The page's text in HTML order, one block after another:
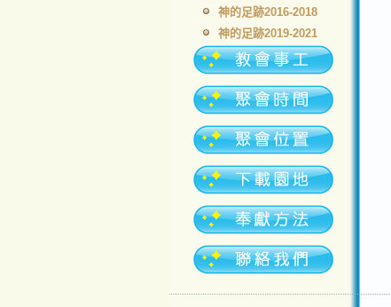
神的足跡2016-2018
神的足跡2019-2021